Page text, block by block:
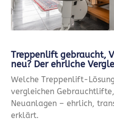
Treppenlift gebraucht,
neu? Der ehrliche
Welche Treppenlift-
vergleichen
Neuanlagen – ehrlich,
erklärt.